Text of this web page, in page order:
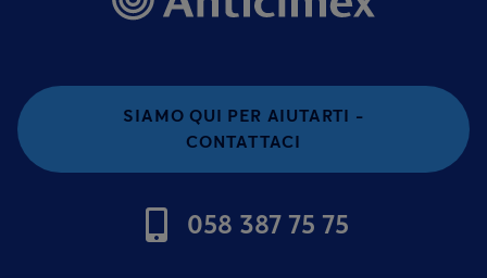
SIAMO QUI PER AIUTARTI -
CONTATTACI
058 387 75 75